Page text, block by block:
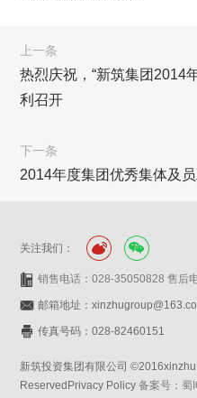
上一条
热烈庆祝，“新筑集团2014
利召开
下一条
2014年度集团优秀集体及
关注我们：
销售电话：028-35050828 售后
邮箱地址：
传真号码：028-82460151
新筑投资集团有限公司
ReservedPrivacy Policy备案号：蜀